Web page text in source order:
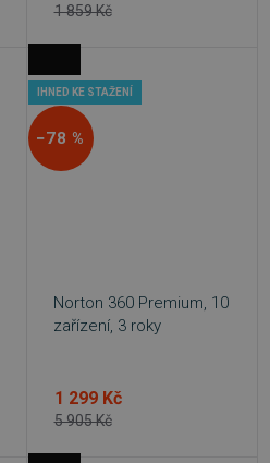
1 859 Kč
IHNED KE STAŽENÍ
−78 %
Norton 360 Premium, 10
zařízení, 3 roky
5 905 Kč
1 299 Kč